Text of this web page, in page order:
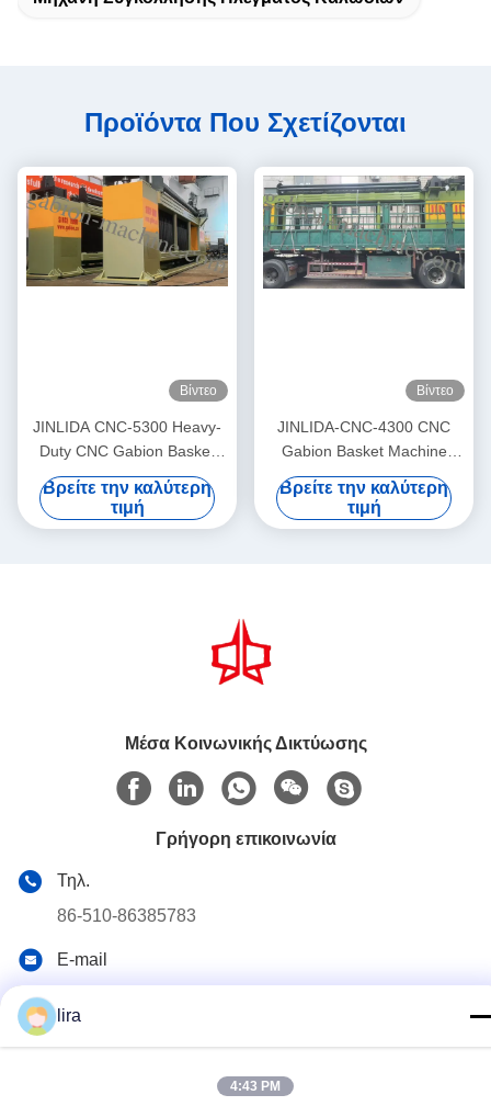
Προϊόντα Που Σχετίζονται
Βίντεο
JINLIDA CNC-5300 Heavy-
Duty CNC Gabion Basket
Welding Machine 5300mm
Width Double Twist Mesh
Production Equipment
Βρείτε την καλύτερη
τιμή
Βίντεο
JINLIDA-CNC-4300 CNC
Gabion Basket Machine
4300mm Working Width
Servo-Driven Double Twist
Mesh Equipment
Βρείτε την καλύτερη
τιμή
Μέσα Κοινωνικής Δικτύωσης
Γρήγορη επικοινωνία
Τηλ.
86-510-86385783
E-mail
sales@gabion.cn
lira
4:43 PM